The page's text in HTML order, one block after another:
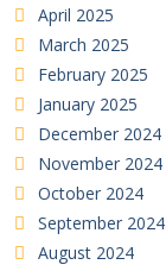
April 2025
March 2025
February 2025
January 2025
December 2024
November 2024
October 2024
September 2024
August 2024